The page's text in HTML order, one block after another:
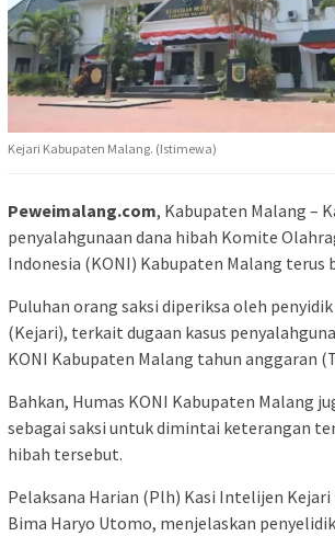
Kejari Kabupaten Malang. (Istimewa)
Peweimalang.com, Kabupaten Malang –
penyalahgunaan dana hibah Komite
Indonesia (KONI) Kabupaten Malang terus
Puluhan orang saksi diperiksa oleh
(Kejari), terkait dugaan kasus
KONI Kabupaten Malang tahun anggaran
Bahkan, Humas KONI Kabupaten Malang
sebagai saksi untuk dimintai keterangan
hibah tersebut.
Pelaksana Harian (Plh) Kasi Intelijen
Bima Haryo Utomo, menjelaskan